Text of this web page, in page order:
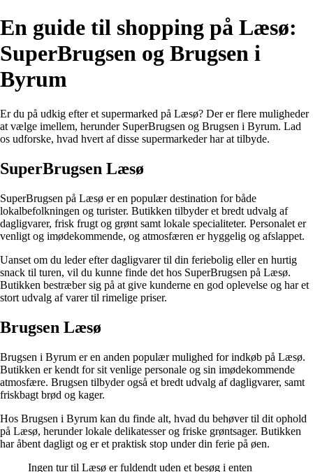
En guide til shopping på Læsø:
SuperBrugsen og Brugsen i
Byrum
Er du på udkig efter et supermarked på Læsø? Der er flere muligheder
at vælge imellem, herunder SuperBrugsen og Brugsen i Byrum. Lad
os udforske, hvad hvert af disse supermarkeder har at tilbyde.
SuperBrugsen Læsø
SuperBrugsen på Læsø er en populær destination for både
lokalbefolkningen og turister. Butikken tilbyder et bredt udvalg af
dagligvarer, frisk frugt og grønt samt lokale specialiteter. Personalet er
venligt og imødekommende, og atmosfæren er hyggelig og afslappet.
Uanset om du leder efter dagligvarer til din feriebolig eller en hurtig
snack til turen, vil du kunne finde det hos SuperBrugsen på Læsø.
Butikken bestræber sig på at give kunderne en god oplevelse og har et
stort udvalg af varer til rimelige priser.
Brugsen Læsø
Brugsen i Byrum er en anden populær mulighed for indkøb på Læsø.
Butikken er kendt for sit venlige personale og sin imødekommende
atmosfære. Brugsen tilbyder også et bredt udvalg af dagligvarer, samt
friskbagt brød og kager.
Hos Brugsen i Byrum kan du finde alt, hvad du behøver til dit ophold
på Læsø, herunder lokale delikatesser og friske grøntsager. Butikken
har åbent dagligt og er et praktisk stop under din ferie på øen.
Ingen tur til Læsø er fuldendt uden et besøg i enten